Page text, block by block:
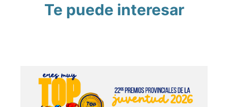
Te puede interesar